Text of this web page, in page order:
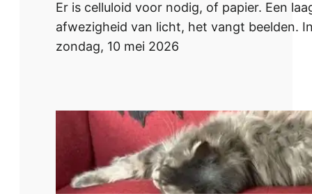
Er is celluloid voor nodig, of papier. Een
afwezigheid van licht, het vangt beelden.
zondag, 10 mei 2026